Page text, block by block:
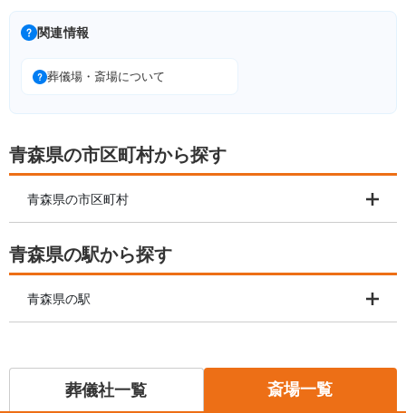
関連情報
葬儀場・斎場について
青森県の市区町村から探す
青森県の市区町村
青森県の駅から探す
青森県の駅
葬儀社一覧 斎場一覧